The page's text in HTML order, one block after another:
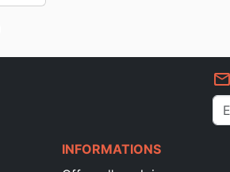
mail_outline
INFORMATIONS